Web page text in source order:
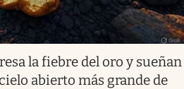
la fiebre del oro y sueñan
abierto más grande de